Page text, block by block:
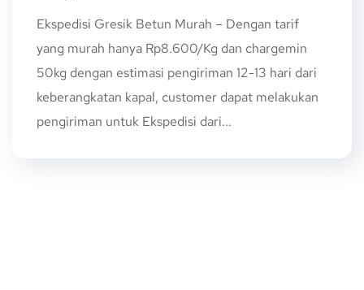
Ekspedisi Gresik Betun Murah – Dengan tarif
yang murah hanya Rp8.600/Kg dan chargemin
50kg dengan estimasi pengiriman 12-13 hari dari
keberangkatan kapal, customer dapat melakukan
pengiriman untuk Ekspedisi dari...